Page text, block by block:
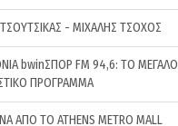
- ΜΙΧΑΛΗΣ ΤΣΟΧΟΣ
bwinΣΠΟΡ FM 94,6: ΤΟ ΜΕΓΑΛΟ
ΠΡΟΓΡΑΜΜΑ
ΑΠΟ ΤΟ ATHENS METRO MALL